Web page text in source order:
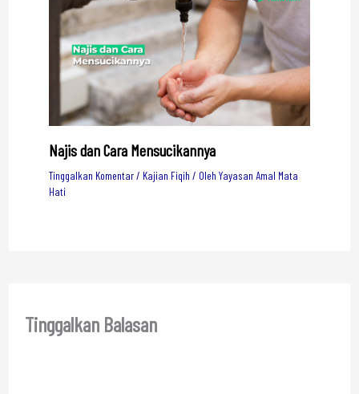
Najis dan Cara Mensucikannya
Tinggalkan Komentar/ Kajian Fiqih / Oleh Yayasan Amal Mata
Hati
Tinggalkan Balasan